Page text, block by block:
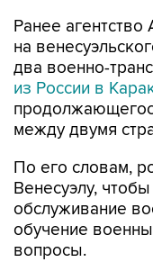
Ранее
на
два военно-
из России в
между двумя
По его словам,
Венесуэлу,
обслуживание
обучение
вопросы.